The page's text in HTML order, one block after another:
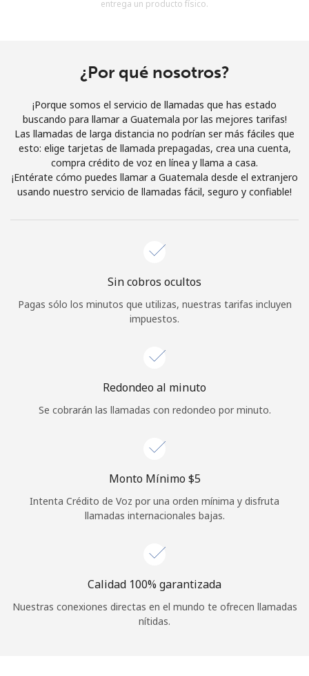
Al abrir una cuenta en este sitio web, estoy de acuerdo con
Únete
¡Hola!
Inicia sesión oREGÍSTRATE →
¿Olvidaste tu contraseña? →
Iniciar Sesión
entrega un producto físico.
¿Por qué nosotros?
¡Porque somos el servicio de llamadas que has estado
buscando para llamar a Guatemala por las mejores tarifas!
Las llamadas de larga distancia no podrían ser más fáciles que
esto: elige tarjetas de llamada prepagadas, crea una cuenta,
compra crédito de voz en línea y llama a casa.
¡Entérate cómo puedes llamar a Guatemala desde el extranjero
usando nuestro servicio de llamadas fácil, seguro y confiable!
Sin cobros ocultos
Pagas sólo los minutos que utilizas, nuestras tarifas incluyen
impuestos.
Redondeo al minuto
Se cobrarán las llamadas con redondeo por minuto.
Monto Mínimo ⁦$5⁩
Intenta Crédito de Voz por una orden mínima y disfruta
llamadas internacionales bajas.
Calidad 100% garantizada
Nuestras conexiones directas en el mundo te ofrecen llamadas
nítidas.